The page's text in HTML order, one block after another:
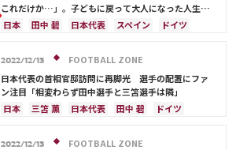
C・ロナウド
ソン・フンミン
これだけか…」。子どもに戻って大人になった人生を
変えた日々
日本 田中 碧 日本代表 スペイン
ドイツ
長友 佑都
吉田 麻也
2022/12/13
FOOTBALL ZONE
日本代表の首相官邸訪問に再脚光 選手の配置にファ
ン注目「相変わらず田中選手と三笘選手は隣」
日本
三笘 薫 日本代表 田中 碧
ドイツ
コスタリカ
長友 佑都 久保 建英
2022/12/13
FOOTBALL ZONE